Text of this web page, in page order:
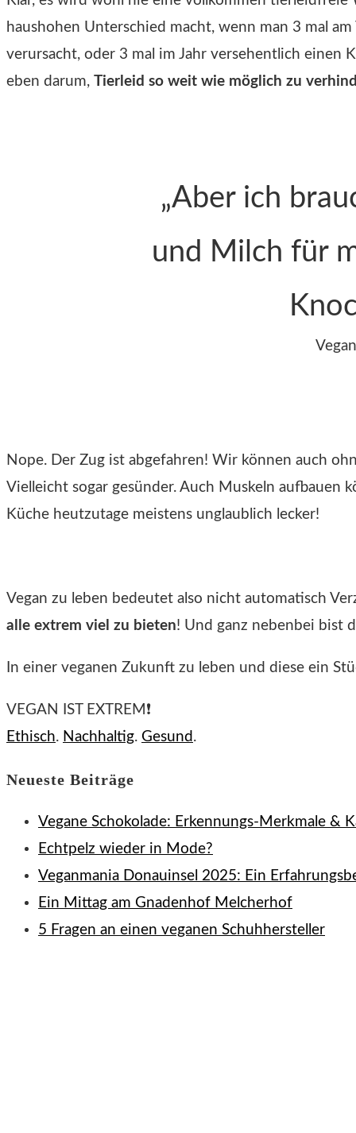
haushohen Unterschied macht, wenn man 3 mal
verursacht, oder 3 mal im Jahr versehentlich einen
eben darum,
Tierleid so weit wie möglich zu
„Aber ich
und Milch für
Nope. Der Zug ist abgefahren! Wir können auch
Vielleicht sogar gesünder. Auch Muskeln aufbauen
Küche heutzutage meistens unglaublich lecker!
Vegan zu leben bedeutet also nicht automatisch
alle extrem viel zu bieten! Und ganz nebenbei bist
In einer veganen Zukunft zu leben und diese ein
VEGAN IST EXTREM❗
Ethisch. Nachhaltig. Gesund .
Neueste Beiträge
Vegane Schokolade: Erkennungs-Merkmale &
Echtpelz wieder in Mode?
Veganmania Donauinsel 2025: Ein
Ein Mittag am Gnadenhof Melcherhof
5 Fragen an einen veganen Schuhhersteller